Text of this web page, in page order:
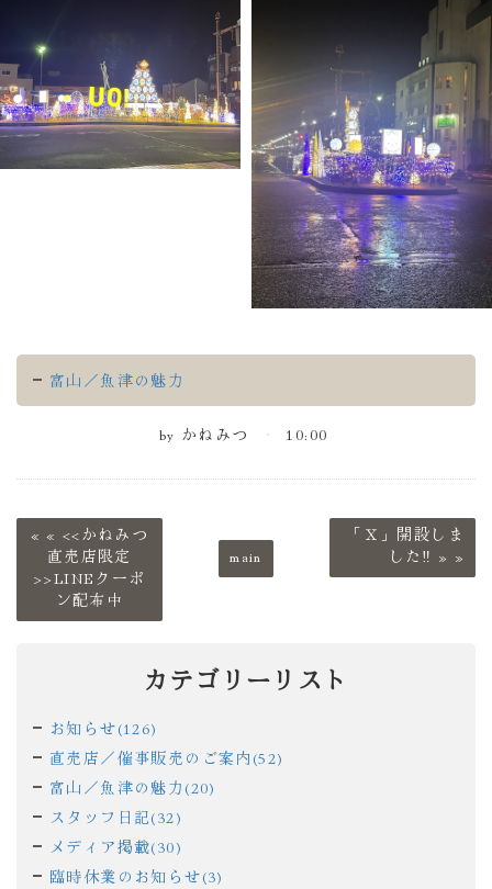
富山／魚津の魅力
by かねみつ 10:00
« <<かねみつ
直売店限定
>>LINEクーポ
ン配布中
main
「Ｘ」開設しま
した‼ »
カテゴリーリスト
お知らせ(126)
直売店／催事販売のご案内(52)
富山／魚津の魅力(20)
スタッフ日記(32)
メディア掲載(30)
臨時休業のお知らせ(3)